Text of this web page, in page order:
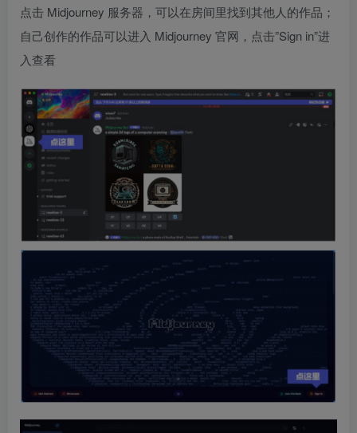
点击 Midjourney 服务器，可以在房间里找到其他人的作品；
自己创作的作品可以进入 Midjourney 官网，点击”Sign in”进
入查看